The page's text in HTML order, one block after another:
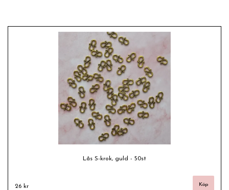
Lås S-krok, guld - 50st
26 kr